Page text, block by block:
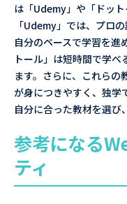
は「Udemy」や「ドッ
「Udemy」では、プロ
自分のペースで学習を進
トール」は短時間で学
ます。さらに、これらの
が身につきやすく、独学
自分に合った教材を選び
参考になる
ティ